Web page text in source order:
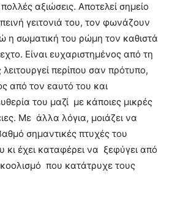
αξιώσεις. Αποτελεί σημείο
γειτονιά του, τον φωνάζουν
η σωματική του ρώμη τον καθιστά
Είναι ευχαριστημένος από τη
περίπου σαν πρότυπο,
από τον εαυτό του και
του μαζί με κάποιες μικρές
Με άλλα λόγια, μοιάζει να
σημαντικές πτυχές του
κι έχει καταφέρει να ξεφύγει από
που κατάτρυχε τους